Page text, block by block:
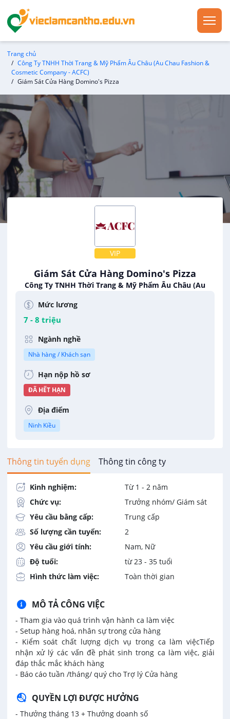
Trang chủ
Công Ty TNHH Thời Trang & Mỹ Phẩm Âu Châu (Au Chau Fashion &
Cosmetic Company - ACFC)
Giám Sát Cửa Hàng Domino's Pizza
VIP
Giám Sát Cửa Hàng Domino's Pizza
Công Ty TNHH Thời Trang & Mỹ Phẩm Âu Châu (Au
Mức lương
7 - 8 triệu
Ngành nghề
Nhà hàng / Khách sạn
Hạn nộp hồ sơ
ĐÃ HẾT HẠN
Địa điểm
Ninh Kiều
Thông tin tuyển dụng Thông tin công ty
Kinh nghiệm:
Từ 1 - 2 năm
Chức vụ:
Trưởng nhóm/ Giám sát
Yêu cầu bằng cấp:
Trung cấp
Số lượng cần tuyển:
2
Yêu cầu giới tính:
Nam, Nữ
Độ tuổi:
từ 23 - 35 tuổi
Hình thức làm việc:
Toàn thời gian
MÔ TẢ CÔNG VIỆC
- Tham gia vào quá trình vận hành ca làm việc
- Setup hàng hoá, nhân sự trong cửa hàng
- Kiểm soát chất lượng dịch vụ trong ca làm việcTiếp
nhận xử lý các vấn đề phát sinh trong ca làm việc, giải
đáp thắc mắc khách hàng
- Báo cáo tuần /tháng/ quý cho Trợ lý Cửa hàng
QUYỀN LỢI ĐƯỢC HƯỞNG
- Thưởng tháng 13 + Thưởng doanh số